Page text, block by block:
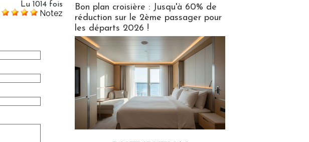
Lu 1014 fois
Notez
Bon plan croisière : Jusqu'à 60% de
réduction sur le 2ème passager pour
les départs 2026 !